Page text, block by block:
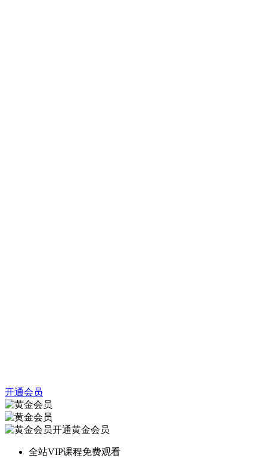
开通会员
开通黄金会员
全站VIP课程免费观看